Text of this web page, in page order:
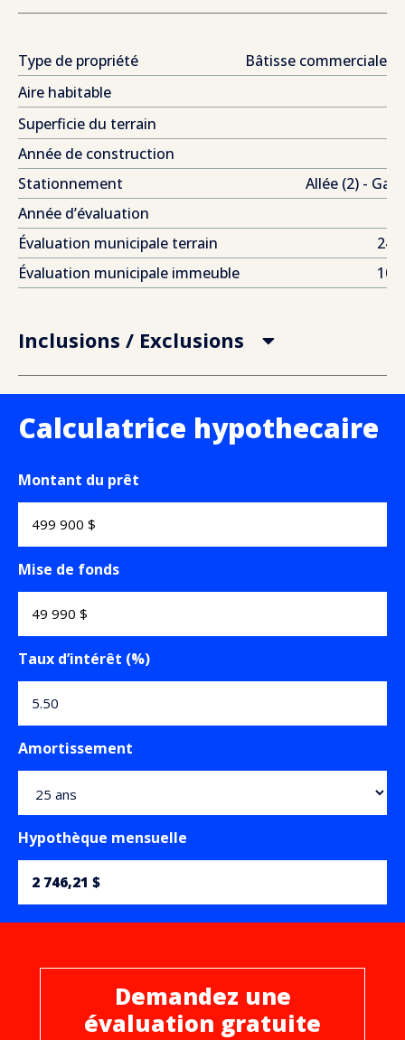
Type de propriété
Bâtisse commerciale/
Aire habitable
Superficie du terrain
Année de construction
Stationnement
Allée (2) -
Année d’évaluation
Évaluation municipale terrain
Évaluation municipale immeuble
Inclusions / Exclusions
Calculatrice hypothecaire
Montant du prêt
Mise de fonds
Taux d’intérêt (%)
Amortissement
Hypothèque mensuelle
2 746,21 $
Demandez une
évaluation gratuite